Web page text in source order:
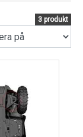
Kundservice
3 produkt